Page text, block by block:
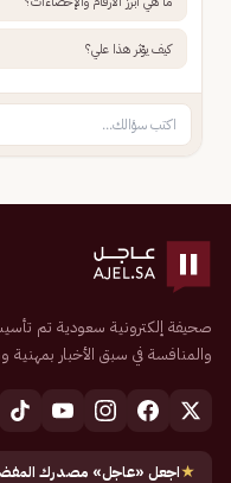
كيف يؤثر هذا علي؟
والمنافسة في سبق الأخبار
★اجعل «عاجل» مصدرك